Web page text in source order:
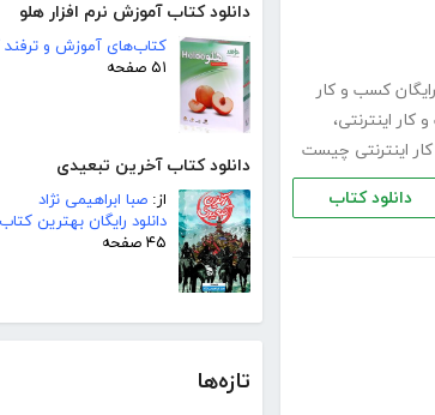
دانلود کتاب آموزش نرم افزار هلو
کتاب‌های آموزش و ترفند
۵۱ صفحه
دانلود کتاب آخرین تبعیدی
از: صبا ابراهیمی نژاد
دانلود رایگان بهترین
۴۵ صفحه
تازه‌ها
کسب و کار
کار اینترنتی،
اینترنتی چیست
دانلود کتاب